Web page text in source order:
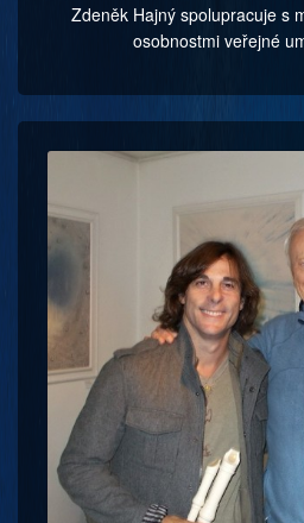
Program
Doprovodný prodej
Zdeněk Hajný spolupracuje s
osobnostmi veřejné